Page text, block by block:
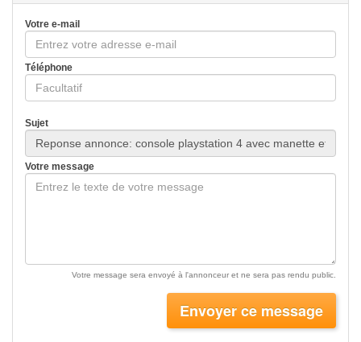
Votre e-mail
Téléphone
Sujet
Votre message
Votre message sera envoyé à l'annonceur et ne sera pas rendu public.
Envoyer ce message